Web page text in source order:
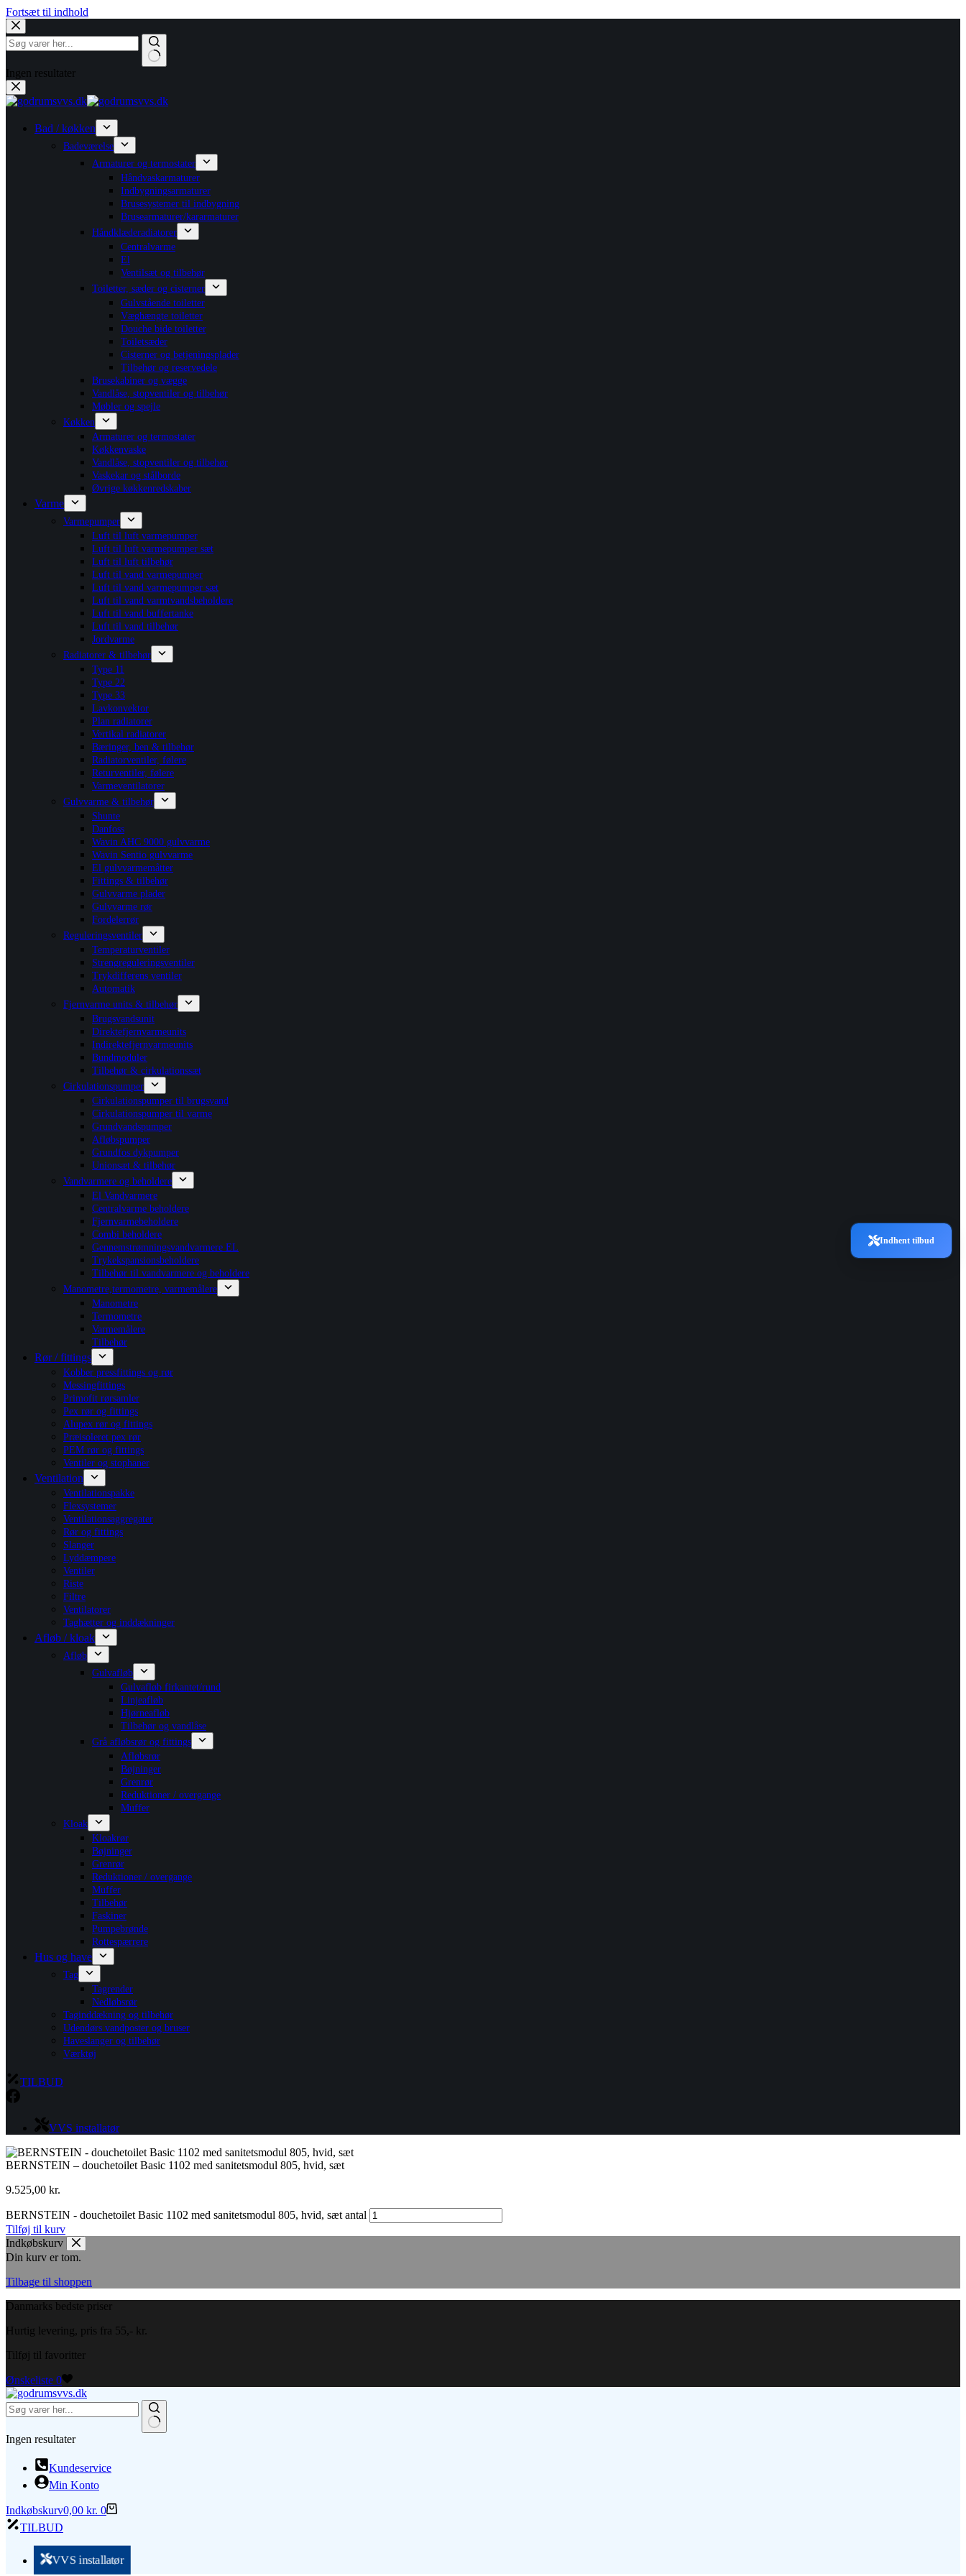
Fortsæt til indhold
Ingen resultater
Bad / køkken
Badeværelse
Armaturer og termostater
Håndvaskarmaturer
Indbygningsarmaturer
Brusesystemer til indbygning
Brusearmaturer/kararmaturer
Håndklæderadiatorer
Centralvarme
El
Ventilsæt og tilbehør
Toiletter, sæder og cisterner
Gulvstående toiletter
Væghængte toiletter
Douche bide toiletter
Toiletsæder
Cisterner og betjeningsplader
Tilbehør og reservedele
Brusekabiner og vægge
Vandlåse, stopventiler og tilbehør
Møbler og spejle
Køkken
Armaturer og termostater
Køkkenvaske
Vandlåse, stopventiler og tilbehør
Vaskekar og stålborde
Øvrige køkkenredskaber
Varme
Varmepumper
Luft til luft varmepumper
Luft til luft varmepumper sæt
Luft til luft tilbehør
Luft til vand varmepumper
Luft til vand varmepumper sæt
Luft til vand varmtvandsbeholdere
Luft til vand buffertanke
Luft til vand tilbehør
Jordvarme
Radiatorer & tilbehør
Type 11
Type 22
Type 33
Lavkonvektor
Plan radiatorer
Vertikal radiatorer
Bæringer, ben & tilbehør
Radiatorventiler, følere
Returventiler, følere
Varmeventilatorer
Gulvvarme & tilbehør
Shunte
Danfoss
Wavin AHC 9000 gulvvarme
Wavin Sentio gulvvarme
El gulvvarmemåtter
Fittings & tilbehør
Gulvvarme plader
Gulvvarme rør
Fordelerrør
Reguleringsventiler
Temperaturventiler
Strengreguleringsventiler
Trykdifferens ventiler
Automatik
Fjernvarme units & tilbehør
Brugsvandsunit
Direktefjernvarmeunits
Indirektefjernvarmeunits
Bundmoduler
Tilbehør & cirkulationssæt
Cirkulationspumper
Cirkulationspumper til brugsvand
Cirkulationspumper til varme
Grundvandspumper
Afløbspumper
Grundfos dykpumper
Unionsæt & tilbehør
Vandvarmere og beholdere
El Vandvarmere
Centralvarme beholdere
Fjernvarmebeholdere
Combi beholdere
Gennemstrømningsvandvarmere EL
Trykekspansionsbeholdere
Tilbehør til vandvarmere og beholdere
Manometre,termometre, varmemålere
Manometre
Termometre
Varmemålere
Tilbehør
Rør / fittings
Kobber pressfittings og rør
Messingfittings
Primofit rørsamler
Pex rør og fittings
Alupex rør og fittings
Præisoleret pex rør
PEM rør og fittings
Ventiler og stophaner
Ventilation
Ventilationspakke
Flexsystemer
Ventilationsaggregater
Rør og fittings
Slanger
Lyddæmpere
Ventiler
Riste
Filtre
Ventilatorer
Taghætter og inddækninger
Afløb / kloak
Afløb
Gulvafløb
Gulvafløb firkantet/rund
Linjeafløb
Hjørneafløb
Tilbehør og vandlåse
Grå afløbsrør og fittings
Afløbsrør
Bøjninger
Grenrør
Reduktioner / overgange
Muffer
Kloak
Kloakrør
Bøjninger
Grenrør
Reduktioner / overgange
Muffer
Tilbehør
Faskiner
Pumpebrønde
Rottespærrere
Hus og have
Tag
Tagrender
Nedløbsrør
Taginddækning og tilbehør
Udendørs vandposter og bruser
Haveslanger og tilbehør
Værktøj
TILBUD
VVS installatør
BERNSTEIN – douchetoilet Basic 1102 med sanitetsmodul 805, hvid, sæt
9.525,00 kr.
BERNSTEIN - douchetoilet Basic 1102 med sanitetsmodul 805, hvid, sæt antal
Tilføj til kurv
Indkøbskurv
Din kurv er tom.
Tilbage til shoppen
Danmarks bedste priser
Hurtig levering, pris fra 55,- kr.
Tilføj til favoritter
Ønskeliste 0
Ingen resultater
Kundeservice
Min Konto
Indkøbskurv0,00 kr. 0
TILBUD
VVS installatør
Indhent tilbud